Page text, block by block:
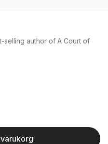
selling author of A Court of